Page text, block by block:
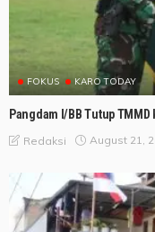
FOKUS KARO TODAY
Pangdam I/BB Tutup
Redaksi August 21,